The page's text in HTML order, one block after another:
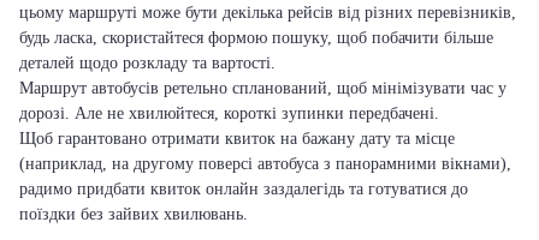
цьому маршруті може бути декілька рейсів від різних перевізників,
будь ласка, скористайтеся формою пошуку, щоб побачити більше
деталей щодо розкладу та вартості.
Маршрут автобусів ретельно спланований, щоб мінімізувати час у
дорозі. Але не хвилюйтеся, короткі зупинки передбачені.
Щоб гарантовано отримати квиток на бажану дату та місце
(наприклад, на другому поверсі автобуса з панорамними вікнами),
радимо придбати квиток онлайн заздалегідь та готуватися до
поїздки без зайвих хвилювань.